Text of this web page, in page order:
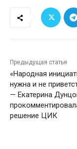
Предыдущая статья
«Народная
нужна и не
— Екатерина
решение ЦИК